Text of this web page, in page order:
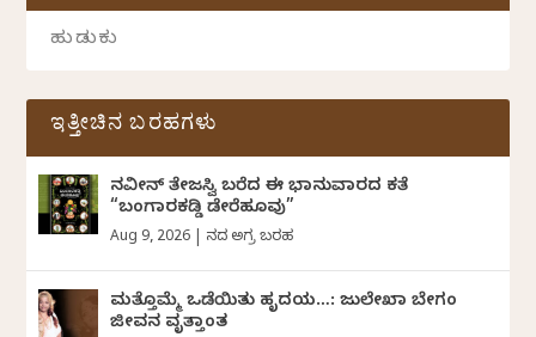
ಇತ್ತೀಚಿನ ಬರಹಗಳು
ನವೀನ್‌ ತೇಜಸ್ವಿ ಬರೆದ ಈ ಭಾನುವಾರದ ಕತೆ
“ಬಂಗಾರಕಡ್ಡಿ ಡೇರೆಹೂವು”
Aug 9, 2026 ದಿನದ ಅಗ್ರ ಬರಹ
ಮತ್ತೊಮ್ಮೆ ಒಡೆಯಿತು ಹೃದಯ…: ಜುಲೇಖಾ ಬೇಗಂ
ಜೀವನ ವೃತ್ತಾಂತ